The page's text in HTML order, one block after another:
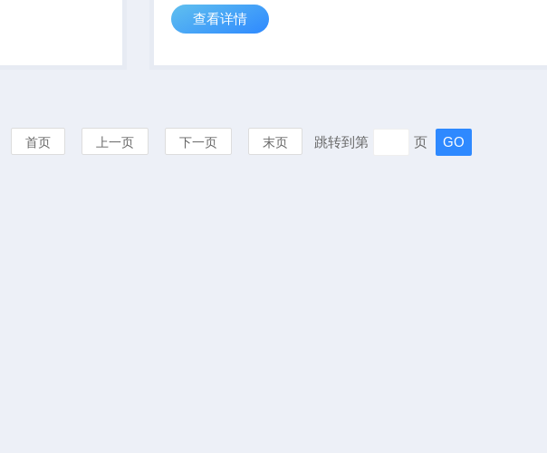
的残留物或液层，锚框式搅拌
壁，其底部的形状为适应罐底
查看详情
首页 上一页 下一页 末页 跳转到第 页